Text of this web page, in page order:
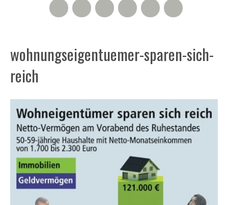
Facebook
500px
LinkedIn
Xing
RSS Feed
wohnungseigentuemer-sparen-sich-
reich